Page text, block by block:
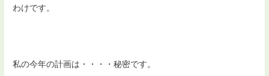
わけです。
私の今年の計画は・・・・秘密です。